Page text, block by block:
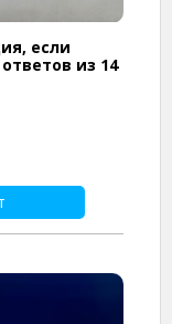
если
из 14